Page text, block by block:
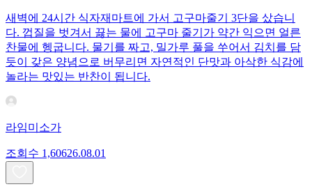
새벽에 24시간 식자재마트에 가서 고구마줄기 3단을 샀습니
다. 껍질을 벗겨서 끓는 물에 고구마 줄기가 약간 익으면 얼른
찬물에 헹굽니다. 물기를 짜고, 밀가루 풀을 쑤어서 김치를 담
듯이 갖은 양념으로 버무리면 자연적인 단맛과 아삭한 식감에
놀라는 맛있는 반찬이 됩니다.
라임미소가
조회수 1,60626.08.01